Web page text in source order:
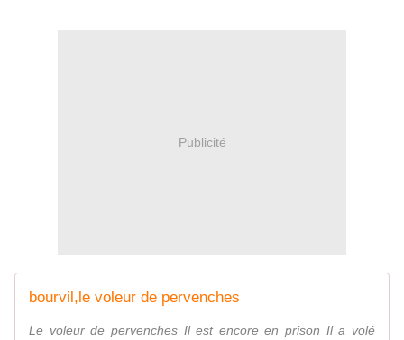
Publicité
bourvil,le voleur de pervenches
Le voleur de pervenches Il est encore en prison Il a volé